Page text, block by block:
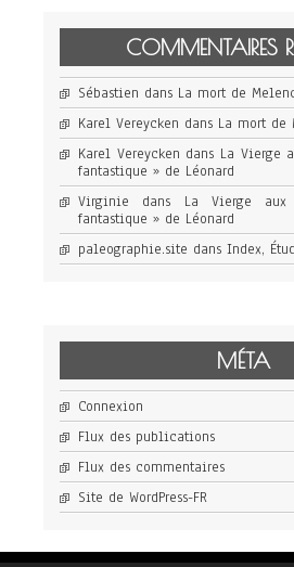
COMMENTAIRES
Sébastien dans La mort de
Karel Vereycken dans La mort de
Karel Vereycken dans La Vierge
fantastique » de Léonard
Virginie dans La Vierge aux
fantastique » de Léonard
paleographie.site dans Index,
MÉTA
Connexion
Flux des publications
Flux des commentaires
Site de WordPress-FR